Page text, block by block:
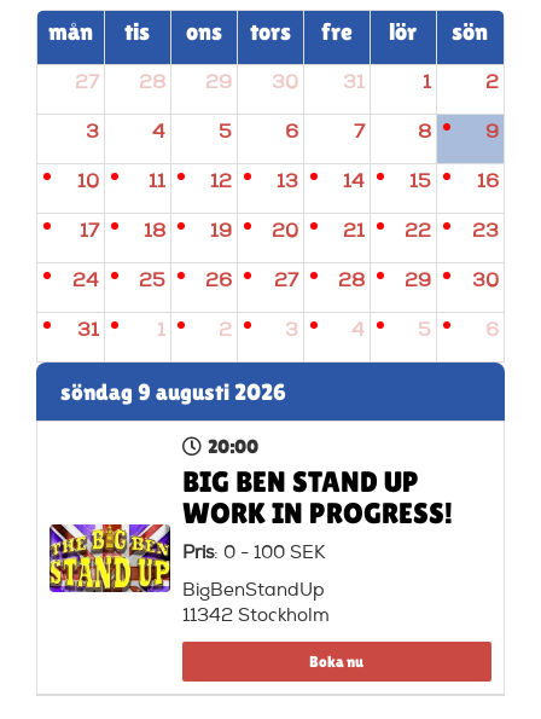
mån tis ons tors fre lör sön
27 28 29 30 31 1 2
3 4 5 6 7 8 9
10 11 12 13 14 15 16
17 18 19 20 21 22 23
24 25 26 27 28 29 30
31 1 2 3 4 5 6
söndag 9 augusti 2026
20:00
BIG BEN STAND UP
WORK IN PROGRESS!
Pris: 0 - 100 SEK
BigBenStandUp
11342 Stockholm
Boka nu